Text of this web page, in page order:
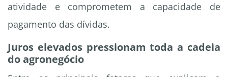
atividade e comprometem a capacidade de
pagamento das dívidas.
Juros elevados pressionam toda a cadeia
do agronegócio